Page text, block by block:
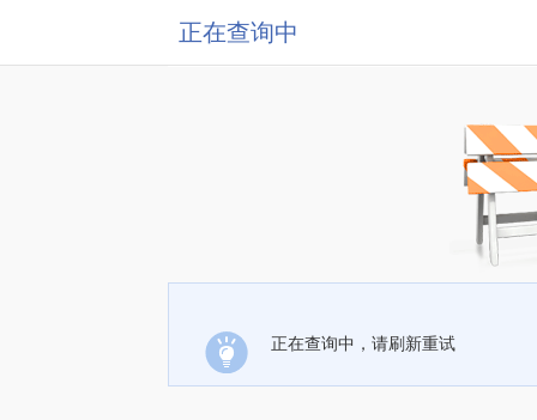
正在查询中
正在查询中，请刷新重试